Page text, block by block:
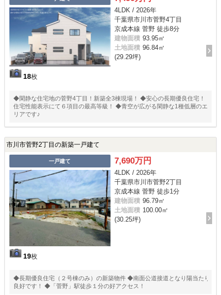
18枚
4LDK / 2026年
千葉県市川市菅野4丁目
京成本線 菅野 徒歩8分
建物面積 93.95㎡
土地面積 96.84㎡
(29.29坪)
◆閑静な住宅地の菅野4丁目！新築全3棟現場！ ◆安心の長期優良住宅！
住宅性能表示にて６項目の最高等級！ ◆青空が広がる閑静な1種低層のエ
リアです♪
市川市菅野2丁目の新築一戸建て
一戸建て
19枚
7,690万円
4LDK / 2026年
千葉県市川市菅野2丁目
京成本線 菅野 徒歩1分
建物面積 96.79㎡
土地面積 100.00㎡
(30.25坪)
◆長期優良住宅（２号棟のみ）の新築物件 ◆南面公道接道となり陽当たり
良好です！ ◆「菅野」駅徒歩１分の好アクセス！